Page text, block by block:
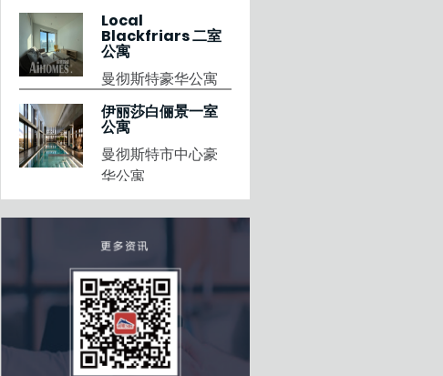
Local
Blackfriars 二室
公寓
曼彻斯特豪华公寓
伊丽莎白俪景一室
公寓
曼彻斯特市中心豪
华公寓